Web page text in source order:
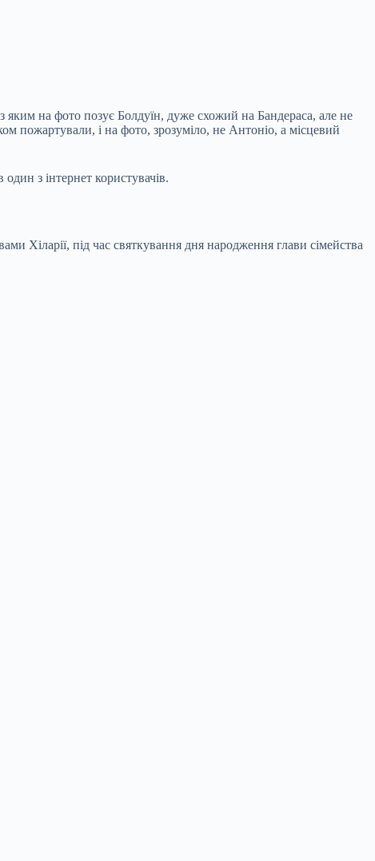
яким на фото позує Болдуїн, дуже схожий на Бандераса, але не
пожартували, і на фото, зрозуміло, не Антоніо, а місцевий
з інтернет користувачів.
Хіларії, під час святкування дня народження глави сімейства